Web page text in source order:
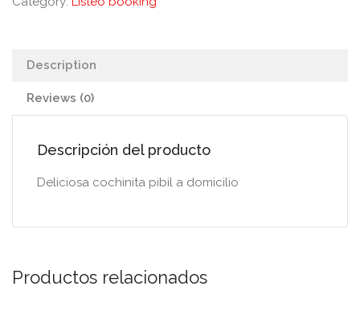
Description
Reviews (0)
Descripción del producto
Deliciosa cochinita pibil a domicilio
Productos relacionados